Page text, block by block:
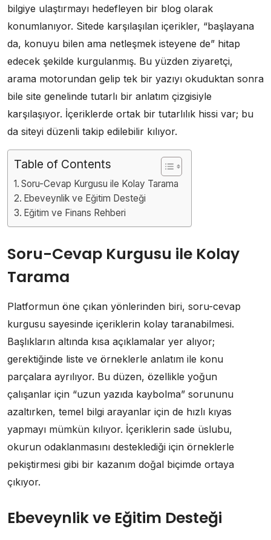
bilgiye ulaştırmayı hedefleyen bir blog olarak
konumlanıyor. Sitede karşılaşılan içerikler, “başlayana
da, konuyu bilen ama netleşmek isteyene de” hitap
edecek şekilde kurgulanmış. Bu yüzden ziyaretçi,
arama motorundan gelip tek bir yazıyı okuduktan sonra
bile site genelinde tutarlı bir anlatım çizgisiyle
karşılaşıyor. İçeriklerde ortak bir tutarlılık hissi var; bu
da siteyi düzenli takip edilebilir kılıyor.
Table of Contents
Soru-Cevap Kurgusu ile Kolay Tarama
Ebeveynlik ve Eğitim Desteği
Eğitim ve Finans Rehberi
Soru-Cevap Kurgusu ile Kolay
Tarama
Platformun öne çıkan yönlerinden biri, soru-cevap
kurgusu sayesinde içeriklerin kolay taranabilmesi.
Başlıkların altında kısa açıklamalar yer alıyor;
gerektiğinde liste ve örneklerle anlatım ile konu
parçalara ayrılıyor. Bu düzen, özellikle yoğun
çalışanlar için “uzun yazıda kaybolma” sorununu
azaltırken, temel bilgi arayanlar için de hızlı kıyas
yapmayı mümkün kılıyor. İçeriklerin sade üslubu,
okurun odaklanmasını desteklediği için örneklerle
pekiştirmesi gibi bir kazanım doğal biçimde ortaya
çıkıyor.
Ebeveynlik ve Eğitim Desteği